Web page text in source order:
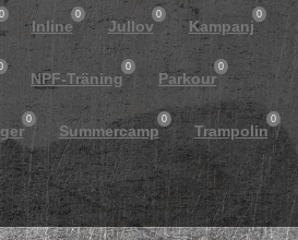
0
Inline
0
Jullov
0
Kampanj
0
NPF-Träning
0
Parkour
0
0
Summercamp
0
Trampolin
0